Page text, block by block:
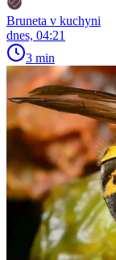
Bruneta v kuchyni
dnes, 04:21
3 min